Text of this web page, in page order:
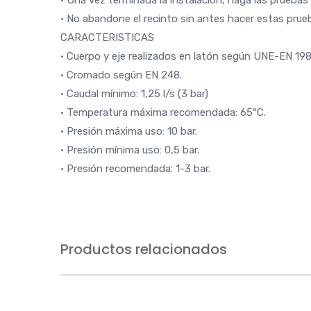
• No abandone el recinto sin antes hacer estas
CARACTERISTICAS
• Cuerpo y eje realizados en latón según UNE-EN
• Cromado según EN 248.
• Caudal mínimo: 1,25 l/s (3 bar)
• Temperatura máxima recomendada: 65ºC.
• Presión máxima uso: 10 bar.
• Presión mínima uso: 0,5 bar.
• Presión recomendada: 1-3 bar.
Productos relacionados